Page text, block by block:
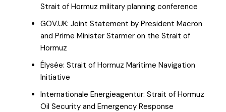
Strait of Hormuz military planning conference
GOV.UK: Joint Statement by President Macron
and Prime Minister Starmer on the Strait of
Hormuz
Élysée: Strait of Hormuz Maritime Navigation
Initiative
Internationale Energieagentur: Strait of Hormuz
Oil Security and Emergency Response